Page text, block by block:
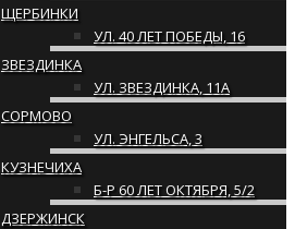
ЩЕРБИНКИ
УЛ. 40 ЛЕТ ПОБЕДЫ, 16
ЗВЕЗДИНКА
УЛ. ЗВЕЗДИНКА, 11А
СОРМОВО
УЛ. ЭНГЕЛЬСА, 3
КУЗНЕЧИХА
Б-Р 60 ЛЕТ ОКТЯБРЯ, 5/2
ДЗЕРЖИНСК